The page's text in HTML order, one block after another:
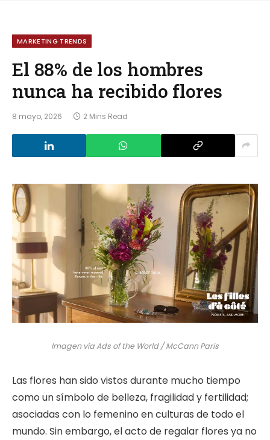
MARKETING TRENDS
El 88% de los hombres
nunca ha recibido flores
8 mayo, 2026 2 Mins Read
Imagen vía Ads of the World / McCann Paris
Las flores han sido vistos durante mucho tiempo
como un símbolo de belleza, fragilidad y fertilidad;
asociadas con lo femenino en culturas de todo el
mundo. Sin embargo, el acto de regalar flores ya no